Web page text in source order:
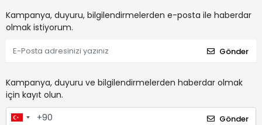
Kampanya, duyuru, bilgilendirmelerden e-posta ile haberdar
olmak istiyorum.
Gönder
Kampanya, duyuru ve bilgilendirmelerden haberdar olmak
için kayıt olun.
Gönder